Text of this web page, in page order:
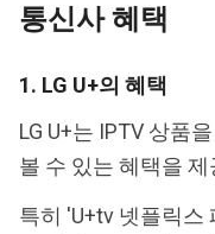
통신사 혜택
1. LG U+의 혜택
LG U+는 IPTV 상품
볼 수 있는 혜택을
특히 'U+tv 넷플릭스